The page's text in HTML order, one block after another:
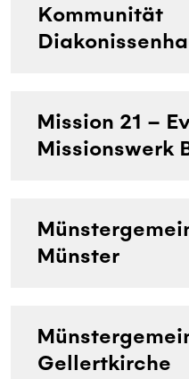
Kommunität
Mission 21 –
Missionswerk
Münster
Gellertkirche